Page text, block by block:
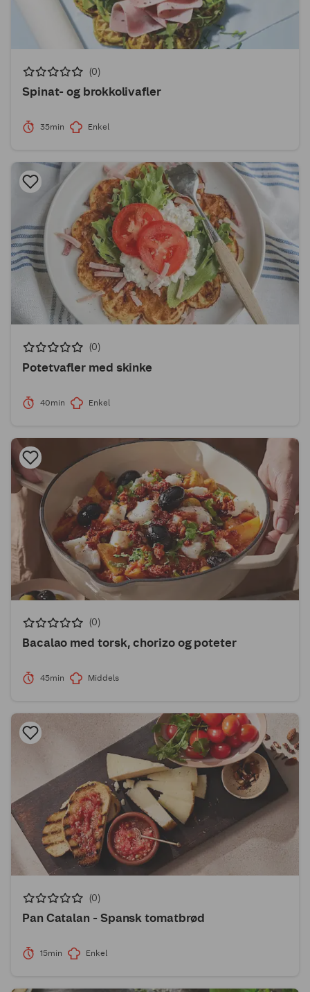
(0)
Spinat- og brokkolivafler
35min Enkel
(0)
Potetvafler med skinke
40min Enkel
(0)
Bacalao med torsk, chorizo og poteter
45min Middels
(0)
Pan Catalan - Spansk tomatbrød
15min Enkel